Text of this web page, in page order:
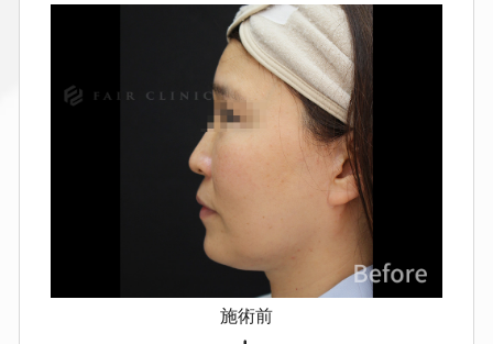
挿入部の赤み・色素沈着
感染・出
血・血腫、創離開
皮膚の凹凸・左
右差が生じることがあります。
迫不足や体質により、硬さ・しこり
が長引く場合があります。
瘢痕が目立つことがあります（体質
による）。
フェイスリフト
だるさ・熱感・むくみ・かゆみ・軽
い発熱などの全身症状
傷周囲の赤
み・盛り上がり・硬さ（体質により
長引くことがあります）
施術前